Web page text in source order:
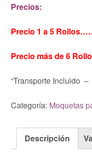
Precios:
Precio 1 a 5
Precio más de 6
“Transporte Incluido –
Categoría: Moquetas
Descripción